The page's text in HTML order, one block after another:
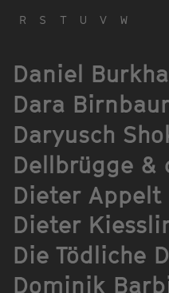
R
S T U V W
Daniel
Dara
Daryusch
Dellbrügge &
Dieter Appelt
Dieter
Die Tödliche
Dominik